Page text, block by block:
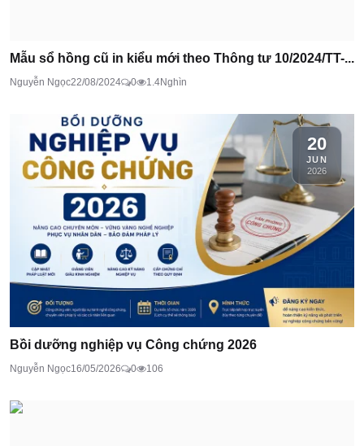
Mẫu sổ hồng cũ in kiểu mới theo Thông tư 10/2024/TT-...
Nguyễn Ngọc22/08/2024 0 1.4Nghìn
20
JUN
2026
Bồi dưỡng nghiệp vụ Công chứng 2026
Nguyễn Ngọc16/05/2026 0 106